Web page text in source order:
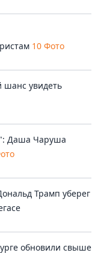
10 Фото
шанс увидеть
Даша Чаруша
Трамп уберег
обновили свыше